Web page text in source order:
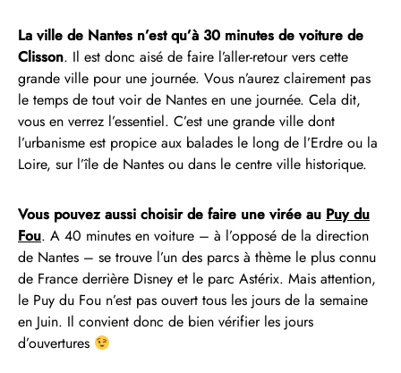
La ville de Nantes n’est qu’à 30 minutes de voiture de
Clisson. Il est donc aisé de faire l’aller-retour vers cette
grande ville pour une journée. Vous n’aurez clairement pas
le temps de tout voir de Nantes en une journée. Cela dit,
vous en verrez l’essentiel. C’est une grande ville dont
l’urbanisme est propice aux balades le long de l’Erdre ou la
Loire, sur l’île de Nantes ou dans le centre ville historique.
Vous pouvez aussi choisir de faire une virée au Puy du
Fou. A 40 minutes en voiture – à l’opposé de la direction
de Nantes – se trouve l’un des parcs à thème le plus connu
de France derrière Disney et le parc Astérix. Mais attention,
le Puy du Fou n’est pas ouvert tous les jours de la semaine
en Juin. Il convient donc de bien vérifier les jours
d’ouvertures